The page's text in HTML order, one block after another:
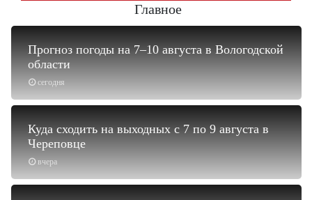
Главное
сегодня
Прогноз погоды на 7–10 августа в Вологодской
области
вчера
Куда сходить на выходных с 7 по 9 августа в
Череповце